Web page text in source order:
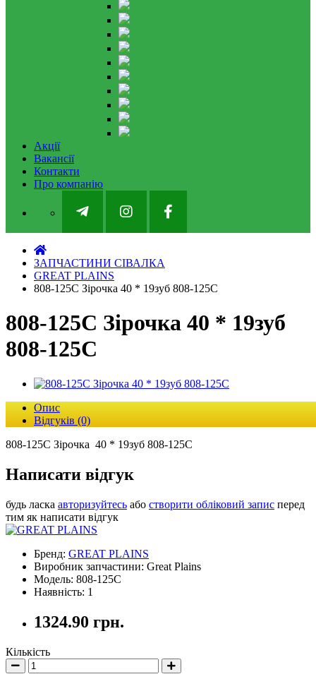
Акції
Вакансії
Контакти
Про компанію
ЗАПЧАСТИНИ СІВАЛКА
GREAT PLAINS
808-125C Зірочка 40 * 19зуб 808-125С
808-125C Зірочка 40 * 19зуб
808-125С
Опис
Відгуків (0)
808-125C Зірочка 40 * 19зуб 808-125С
Написати відгук
будь ласка авторизуйтесь або створити обліковий запис перед
тим як написати відгук
Бренд: GREAT PLAINS
Виробник запчастини: Great Plains
Модель: 808-125C
Наявність: 1
1324.90 грн.
Кількість